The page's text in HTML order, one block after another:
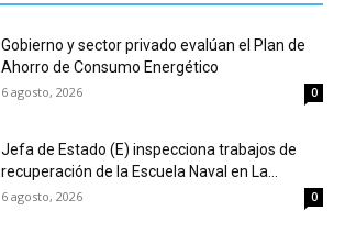
Gobierno y sector privado evalúan el Plan de
Ahorro de Consumo Energético
6 agosto, 2026 0
Jefa de Estado (E) inspecciona trabajos de
recuperación de la Escuela Naval en La...
6 agosto, 2026 0